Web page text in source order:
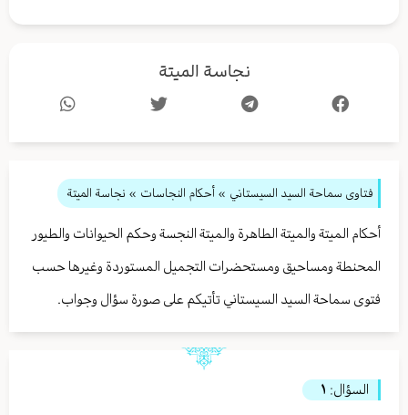
نجاسة الميتة
فتاوى سماحة السيد السيستاني » أحكام النجاسات » نجاسة الميتة
أحكام الميتة والميتة الطاهرة والميتة النجسة وحكم الحيوانات والطيور
المحنطة ومساحيق ومستحضرات التجميل المستوردة وغيرها حسب
فتوى سماحة السيد السيستاني تأتيكم على صورة سؤال وجواب.
السؤال: ١